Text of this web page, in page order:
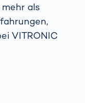
als
VITRONIC